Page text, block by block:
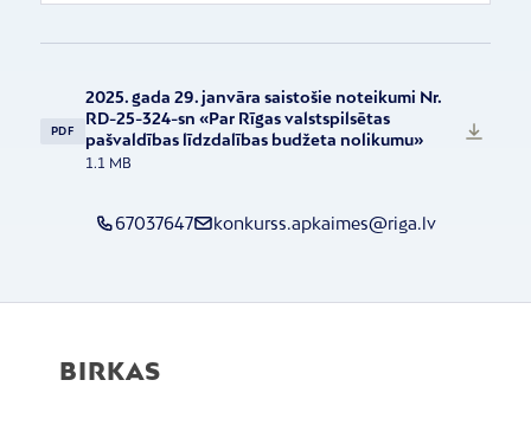
PDF
2025. gada 29. janvāra saistošie noteikumi Nr.
RD-25-324-sn «Par Rīgas valstspilsētas
pašvaldības līdzdalības budžeta nolikumu»
1.1 MB
67037647 konkurss.apkaimes@riga.lv
BIRKAS